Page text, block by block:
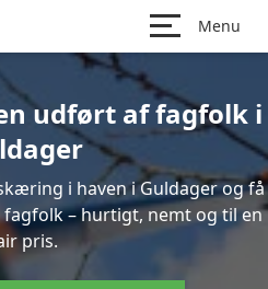
Menu
udført af fagfolk i
i haven i Guldager og få
– hurtigt, nemt og til en
pris.